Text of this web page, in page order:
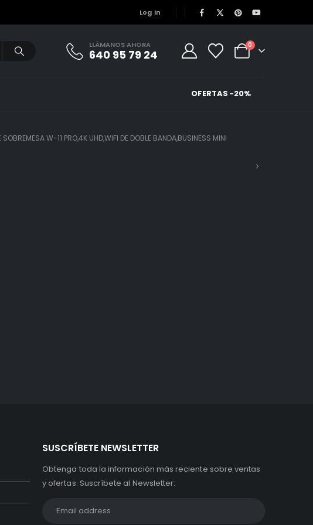
Log In
LLÁMANOS AHORA
640 95 79 24
0
OFERTAS -20%
W-11 PRO,4K UHD,WIFI DE DOBLE BANDA,BUSINESS MINI
SUSCRÍBETE NEWSLETTER
Obtenga toda la información más reciente sobre ventas
y ofertas. Suscríbete al Newsletter: